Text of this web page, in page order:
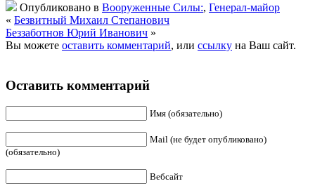
Опубликовано в Вооруженные Силы:, Генерал-майор
« Безвитный Михаил Степанович
Беззаботнов Юрий Иванович »
Вы можете оставить комментарий, или ссылку на Ваш сайт.
Оставить комментарий
Имя (обязательно)
Mail (не будет опубликовано)
(обязательно)
Вебсайт